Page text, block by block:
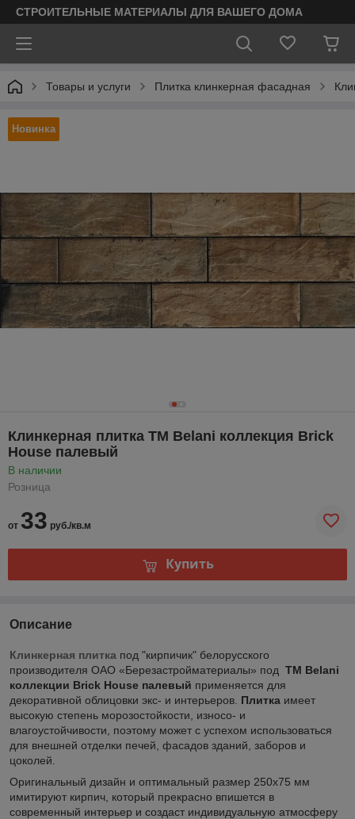
СТРОИТЕЛЬНЫЕ МАТЕРИАЛЫ ДЛЯ ВАШЕГО ДОМА
Товары и услуги Плитка клинкерная фасадная
Новинка
Клинкерная плитка ТМ Belani коллекция Brick
House палевый
В наличии
Розница
от 33 руб./кв.м
Купить
Описание
Клинкерная плитка под "кирпичик" белорусского
производителя ОАО «Березастройматериалы» под ТМ Belani
коллекции Brick House палевый применяется для
декоративной облицовки экс- и интерьеров. Плитка имеет
высокую степень морозостойкости, износо- и
влагоустойчивости, поэтому может с успехом использоваться
для внешней отделки печей, фасадов зданий, заборов и
цоколей.
Оригинальный дизайн и оптимальный размер 250x75 мм
имитируют кирпич, который прекрасно впишется в
современный интерьер и создаст индивидуальную атмосферу